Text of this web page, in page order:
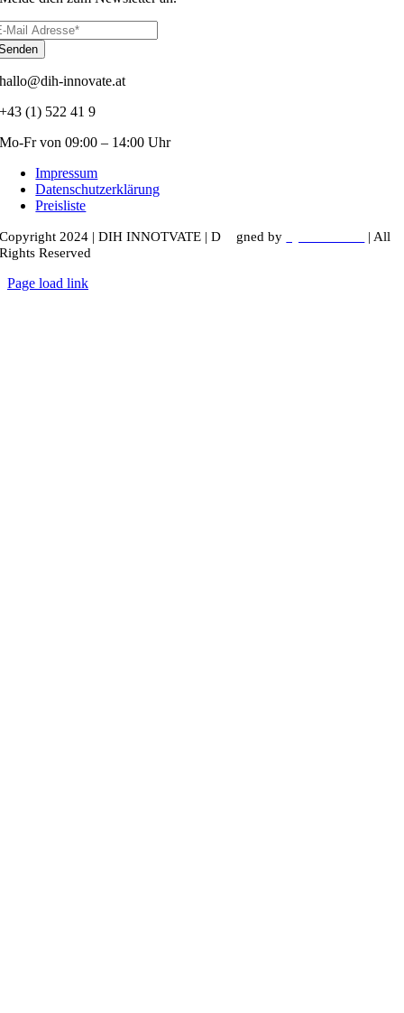
hallo@dih-innovate.at
+43 (1) 522 41 9
Mo-Fr von 09:00 – 14:00 Uhr
Impressum
Datenschutzerklärung
Preisliste
Copyright 2024 |DIH INNOTVATE | D gned by
| All
Rights Reserved
Page load link